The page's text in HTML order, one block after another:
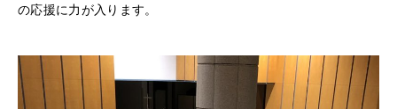
の応援に力が入ります。